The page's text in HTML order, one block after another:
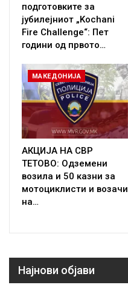
подготовките за
јубилејниот „Kochani
Fire Challenge“: Пет
години од првото…
МАКЕДОНИЈА
АКЦИЈА НА СВР
ТЕТОВО: Одземени
возила и 50 казни за
мотоциклисти и возачи
на…
Најнови објави